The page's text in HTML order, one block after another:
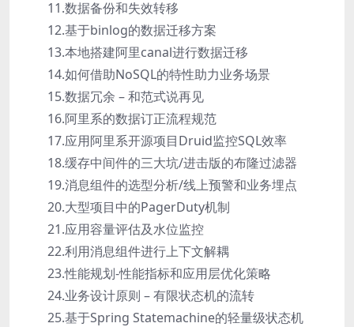
11.数据备份和失效转移
12.基于binlog的数据迁移方案
13.本地搭建阿里canal进行数据迁移
14.如何借助NoSQL的特性助力业务场景
15.数据冗余 – 和范式说再见
16.阿里系的数据订正流程规范
17.应用阿里系开源项目Druid监控SQL效率
18.缓存中间件的三大坑/进击版的布隆过滤器
19.消息组件的选型分析/线上预警和业务埋点
20.大型项目中的PagerDuty机制
21.应用容量评估及水位监控
22.利用消息组件进行上下文解耦
23.性能规划-性能指标和应用层优化策略
24.业务设计原则 – 有限状态机的流转
25.基于Spring Statemachine的轻量级状态机